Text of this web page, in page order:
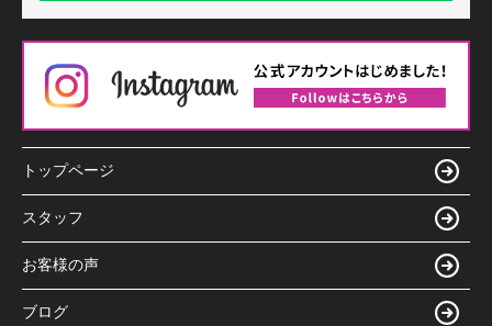
トップページ
スタッフ
お客様の声
ブログ